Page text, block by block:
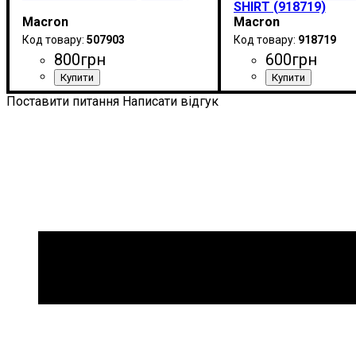
Macron
507903
800грн
Стать: Дитяче, Унісекс, Чоловічий
Виробник: Macron
Колір: Синій
SHIRT (918719)
Macron
918719
600грн
Стать: Дитяче,
Виробник: Macron
Колір: Сірий
Поставити питання Написати відгук